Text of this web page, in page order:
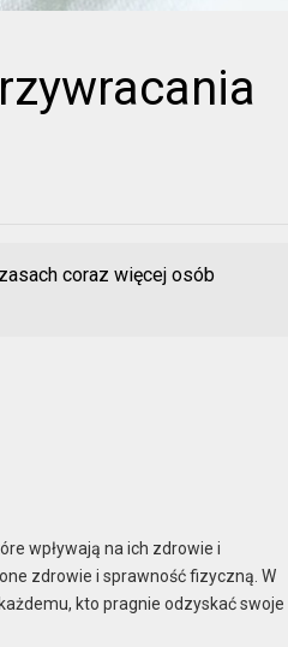
coraz więcej osób
wpływają na ich zdrowie i
zdrowie i sprawność fizyczną. W
kto pragnie odzyskać swoje